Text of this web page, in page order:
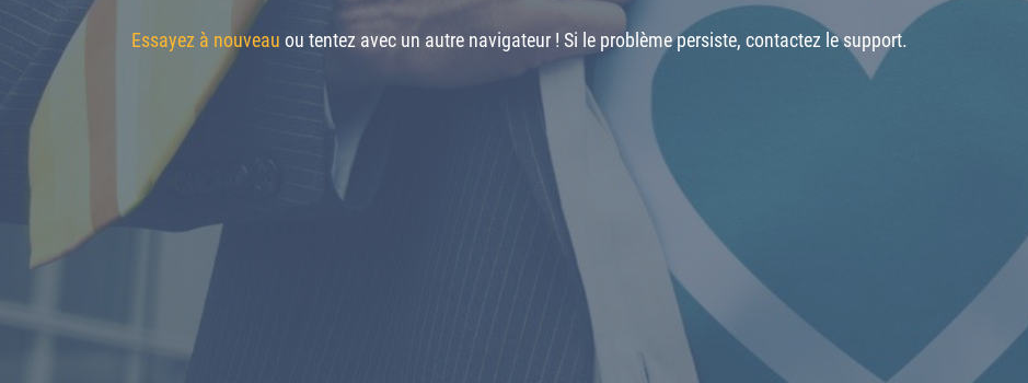
Essayez à nouveau ou tentez avec un autre navigateur ! Si le problème persiste, contactez le support.